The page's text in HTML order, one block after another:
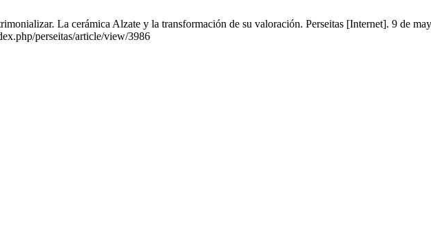
La cerámica Alzate y la transformación de su valoración. Perseitas [Internet]. 9 de
perseitas/article/view/3986